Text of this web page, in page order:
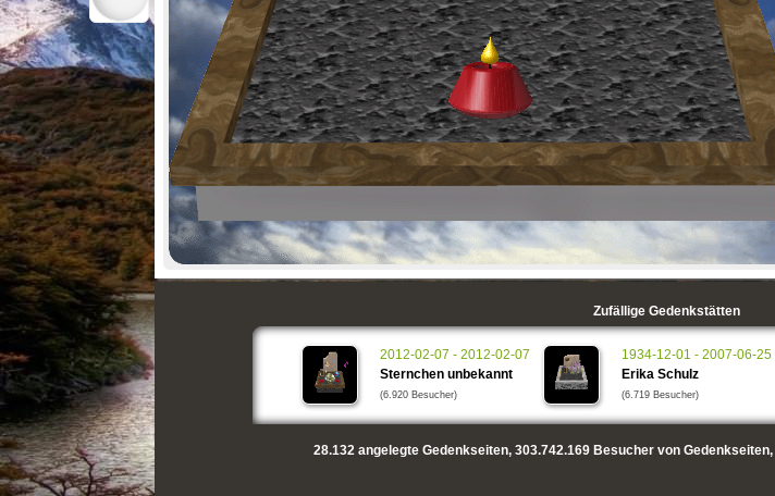
Zufällige Gedenkstätten
2012-02-07 - 2012-02-07
Sternchen unbekannt
(6.920 Besucher)
1934-12-01 - 2007-06-25
Erika Schulz
(6.719 Besucher)
28.132angelegte Gedenkseiten, 303.742.169Besucher von Gedenkseiten,